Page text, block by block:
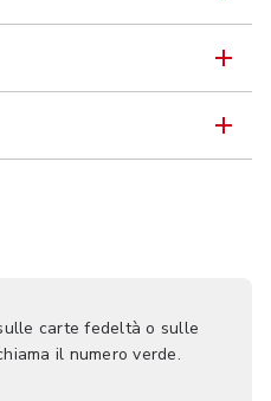
carte fedeltà o sulle
il numero verde.